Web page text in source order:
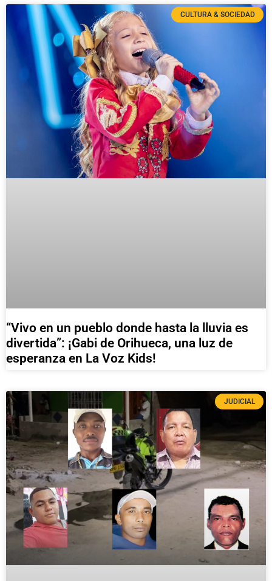
CULTURA & SOCIEDAD
“Vivo en un pueblo donde hasta la lluvia es
divertida”: ¡Gabi de Orihueca, una luz de
esperanza en La Voz Kids!
JUDICIAL